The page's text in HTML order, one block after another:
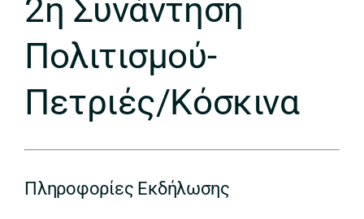
2η Συνάντηση
Πολιτισμού-
Πετριές/Κόσκινα
Πληροφορίες Εκδήλωσης